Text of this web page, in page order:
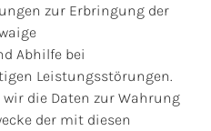
zur Erbringung der
Abhilfe bei
Leistungsstörungen.
die Daten zur Wahrung
der mit diesen